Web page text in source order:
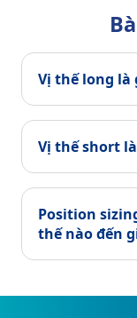
Vị thế long là
Vị thế short
Position
thế nào đến